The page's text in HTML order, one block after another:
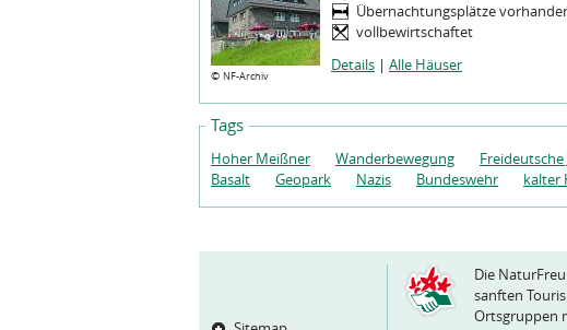
© NF-Archiv
Übernachtungsplätze
vollbewirtschaftet
Details | Alle Häuser
Tags
Hoher Meißner Wanderbewegung Freideutsche
Basalt
Geopark Nazis Bundeswehr kalter
Die
sanften
Ortsgruppen